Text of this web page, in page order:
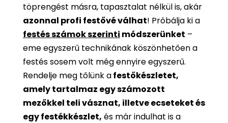
töprengést másra, tapasztalat nélkül is, akár
azonnal profi festővé válhat! Próbálja ki a
festés számok szerinti módszerünket –
eme egyszerű technikának köszönhetően a
festés sosem volt még ennyire egyszerű.
Rendelje meg tőlünk afestőkészletet,
amely tartalmaz egy számozott
mezőkkel teli vásznat, illetve ecseteket és
egy festékkészlet, és már indulhat is a